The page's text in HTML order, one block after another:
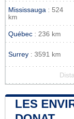
Mississauga : 524
km
Québec : 236 km
Surrey : 3591 km
LES